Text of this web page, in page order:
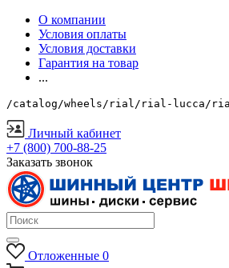
О компании
Условия оплаты
Условия доставки
Гарантия на товар
...
/catalog/wheels/rial/rial-lucca/
Личный кабинет
+7 (800) 700-88-25
Заказать звонок
Отложенные 0